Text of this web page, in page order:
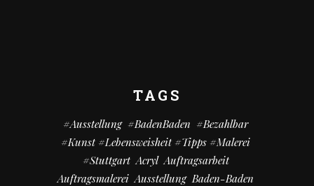
TAGS
#Ausstellung #BadenBaden #bezahlbar
#kunst #Lebensweisheit #Tipps #Malerei
#Stuttgart Acryl Auftragsarbeit
Auftragsmalerei Ausstellung Baden-Baden